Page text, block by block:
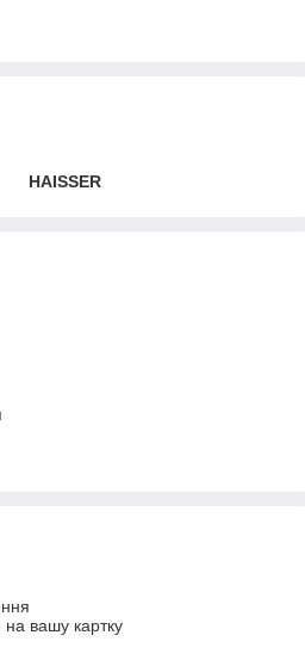
HAISSER
на вашу картку